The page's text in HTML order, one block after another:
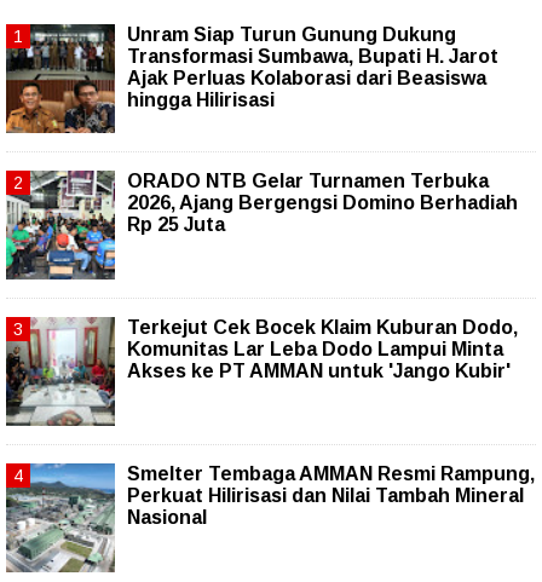
Unram Siap Turun Gunung Dukung
Transformasi Sumbawa, Bupati H. Jarot
Ajak Perluas Kolaborasi dari Beasiswa
hingga Hilirisasi
ORADO NTB Gelar Turnamen Terbuka
2026, Ajang Bergengsi Domino Berhadiah
Rp 25 Juta
Terkejut Cek Bocek Klaim Kuburan Dodo,
Komunitas Lar Leba Dodo Lampui Minta
Akses ke PT AMMAN untuk 'Jango Kubir'
Smelter Tembaga AMMAN Resmi Rampung,
Perkuat Hilirisasi dan Nilai Tambah Mineral
Nasional